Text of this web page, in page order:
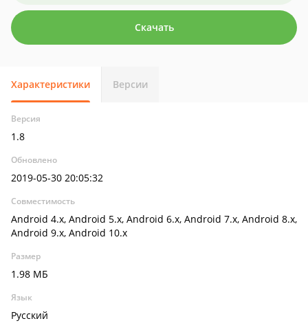
Скачать
Характеристики Версии
Версия
1.8
Обновлено
2019-05-30 20:05:32
Совместимость
Android 4.x, Android 5.x, Android 6.x, Android 7.x, Android 8.x,
Android 9.x, Android 10.x
Размер
1.98 МБ
Язык
Русский